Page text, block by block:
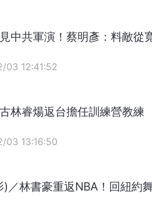
中共軍演！蔡明彥：料敵從
03 12:41:52
林睿煬返台擔任訓練營教
03 13:16:50
)／林書豪重返NBA！回紐約